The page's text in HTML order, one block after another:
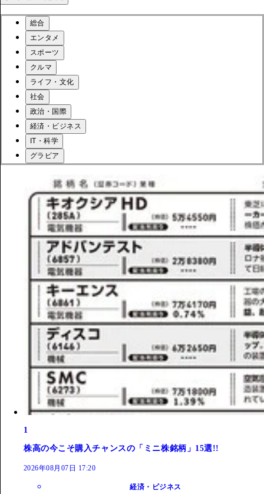
総合
エンタメ
スポーツ
クルマ
ライフ・文化
社会
政治・国際
経済・ビジネス
IT・科学
グラビア
1
株高の今こそ購入チャンスの「ミニ株銘柄」15選!!
2026年08月07日 17:20
経済・ビジネス